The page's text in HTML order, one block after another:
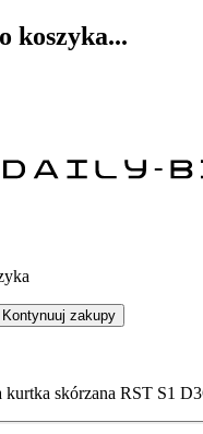
koszyka...
Kontynuuj zakupy
skórzana RST S1